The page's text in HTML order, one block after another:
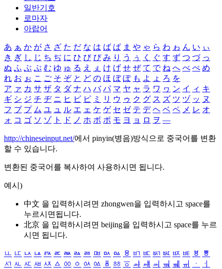
일반기호
로마자
아랍어
あ ぁ か が さ ざ た だ な は ば ぱ ま や ゃ ら わ ゎ ん い ぃ
き ぎ し じ ち ぢ に ひ び ぴ み り う ぅ く ぐ す ず つ づ っ
ぬ ふ ぶ ぷ む ゆ ゅ る え ぇ け げ せ ぜ て で ね へ べ ぺ め
れ お ぉ こ ご そ ぞ と ど の ほ ぼ ぽ も よ ょ ろ を
ア ァ カ サ ザ タ ダ ナ ハ バ パ マ ヤ ャ ラ ワ ヮ ン イ ィ キ
ギ シ ジ チ ヂ ニ ヒ ビ ピ ミ リ ウ ゥ ク グ ス ズ ツ ヅ ッ ヌ
フ ブ プ ム ユ ュ ル エ ェ ケ ゲ セ ゼ テ デ ヘ ベ ペ メ レ オ
ォ コ ゴ ソ ゾ ト ド ノ ホ ボ ポ モ ヨ ョ ロ ヲ ―
http://chineseinput.net/에서 pinyin(병음)방식으로 중국어를 변환
할 수 있습니다.
변환된 중국어를 복사하여 사용하시면 됩니다.
예시)
中文 을 입력하시려면 zhongwen을 입력하시고 space를
누르시면됩니다.
北京 을 입력하시려면 beijing을 입력하시고 space를 누르
시면 됩니다.
ㅥ ㅦ ㅧ ㅨ ㅩ ㅪ ㅫ ㅬ ㅭ ㅮ ㅯ ㅰ ㅱ ㅲ ㅳ ㅴ ㅵ ㅶ ㅷ ㅸ
ㅹ
ㅺ ㅻ ㅼ ㅽ ㅾ ㅿ ㆀ ㆁ ㆂ ㆃ ㆄ ㆅ ㆆ ㆇ ㆈ ㆉ ㆊ ㆋ ㆌ ㆍ
ㆎ